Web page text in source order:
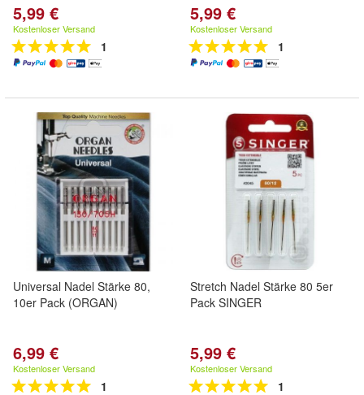
5,99 €
Kostenloser Versand
1
5,99 €
Kostenloser Versand
1
Universal Nadel Stärke 80,
10er Pack (ORGAN)
6,99 €
Kostenloser Versand
1
Stretch Nadel Stärke 80 5er
Pack SINGER
5,99 €
Kostenloser Versand
1